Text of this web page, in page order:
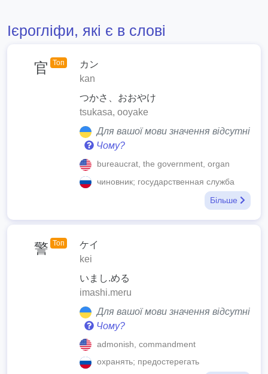
Ієрогліфи, які є в слові
官 Топ
カン
kan
つかさ、おおやけ
tsukasa, ooyake
Для вашої мови значення відсутні
Чому?
bureaucrat, the government, organ
чиновник; государственная служба
Більше
警 Топ
ケイ
kei
いまし.める
imashi.meru
Для вашої мови значення відсутні
Чому?
admonish, commandment
охранять; предостерегать